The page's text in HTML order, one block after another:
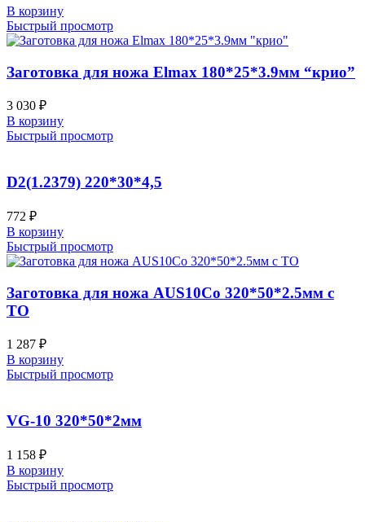
В корзину
Быстрый просмотр
Заготовка для ножа Elmax 180*25*3.9мм “крио”
3 030 ₽
В корзину
Быстрый просмотр
D2(1.2379) 220*30*4,5
772 ₽
В корзину
Быстрый просмотр
Заготовка для ножа AUS10Co 320*50*2.5мм с
ТО
1 287 ₽
В корзину
Быстрый просмотр
VG-10 320*50*2мм
1 158 ₽
В корзину
Быстрый просмотр